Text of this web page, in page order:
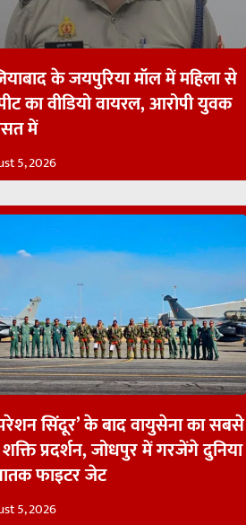
के जयपुरिया मॉल में महिला से
का वीडियो वायरल, आरोपी युवक
में
5, 2026
सिंदूर’ के बाद वायुसेना का सबसे
प्रदर्शन, जोधपुर में गरजेंगे दुनिया
फाइटर जेट
5, 2026